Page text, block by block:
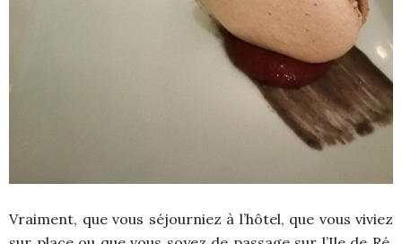
Vraiment, que vous séjourniez à l’hôtel, que vous viviez